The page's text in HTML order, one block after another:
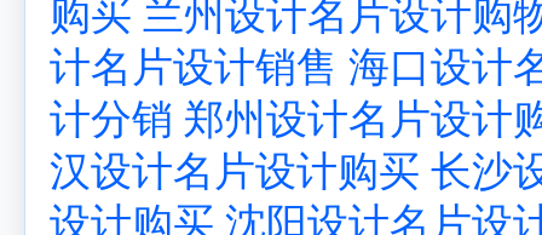
购买 兰州设计名片设计购
计名片设计销售 海口设计
计分销 郑州设计名片设计
汉设计名片设计购买 长沙
设计购买 沈阳设计名片设